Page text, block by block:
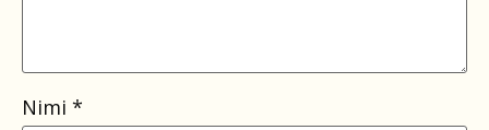
Nimi *